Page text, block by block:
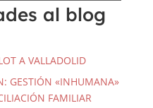
al blog
A VALLADOLID
GESTIÓN «INHUMANA»
FAMILIAR